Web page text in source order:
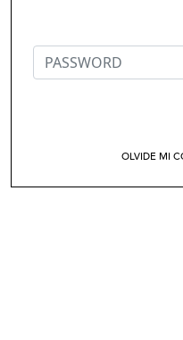
OLVIDE MI